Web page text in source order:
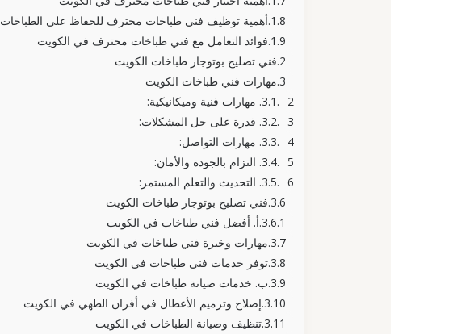
أهمية توظيف فني طباخات محترف للحفاظ على الطباخات
فوائد التعامل مع فني طباخات محترف في الكويت
فني تصليح بوتوجاز طباخات الكويت
مهارات فني طباخات الكويت
2. مهارات فنية وميكانيكية:
3. قدرة على حل المشكلات:
4. مهارات التواصل:
5. التزام بالجودة والأمان:
6. التحديث والتعلم المستمر:
فني تصليح بوتوجاز طباخات الكويت
أ. أفضل فني طباخات في الكويت
مهارات وخبرة فني طباخات في الكويت
توفر خدمات فني طباخات في الكويت
ب. خدمات صيانة طباخات في الكويت
إصلاح وترميم الأعطال في أفران الطهي في الكويت
تنظيف وصيانة الطباخات في الكويت